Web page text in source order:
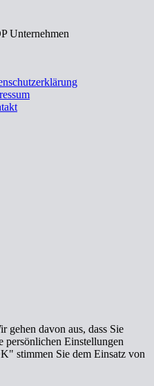
gehen davon aus, dass Sie
persönlichen Einstellungen
stimmen Sie dem Einsatz von